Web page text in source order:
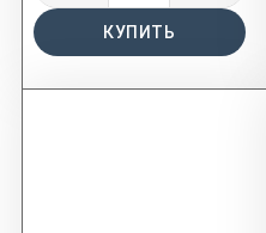
КУПИТЬ